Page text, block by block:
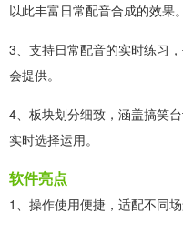
以此丰富日常配音合成的效果。
3、支持日常配音的实时练习
会提供。
4、板块划分细致，涵盖搞笑
实时选择运用。
软件亮点
1、操作使用便捷，适配不同